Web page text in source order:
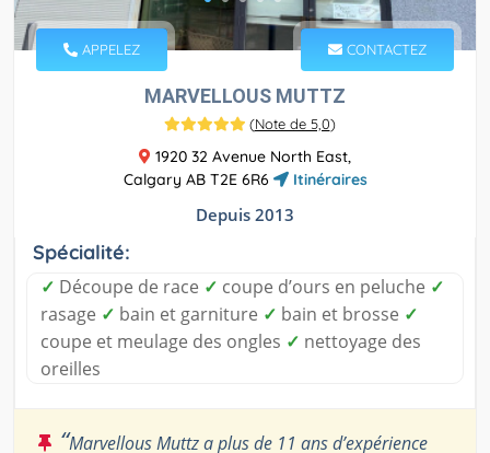
APPELEZ CONTACTEZ
MARVELLOUS MUTTZ
(Note de 5,0)
1920 32 Avenue North East,
Calgary AB T2E 6R6
Itinéraires
Depuis 2013
Spécialité:
✓ Découpe de race ✓ coupe d’ours en peluche ✓
rasage ✓ bain et garniture ✓ bain et brosse ✓
coupe et meulage des ongles ✓ nettoyage des
oreilles
“Marvellous Muttz a plus de 11 ans d’expérience